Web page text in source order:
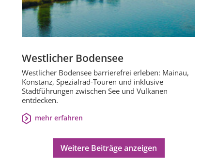
Westlicher Bodensee
Westlicher Bodensee barrierefrei erleben: Mainau,
Konstanz, Spezialrad-Touren und inklusive
Stadtführungen zwischen See und Vulkanen
entdecken.
mehr erfahren
Weitere Beiträge anzeigen